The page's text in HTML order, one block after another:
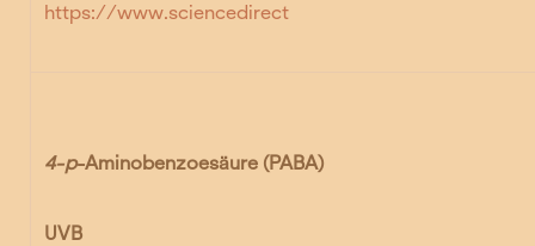
https://www.sciencedirect
4-p-Aminobenzoesäure (PABA)
UVB